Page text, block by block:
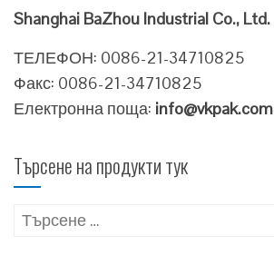
Shanghai BaZhou Industrial Co., Ltd.
ТЕЛЕФОН: 0086-21-34710825
Факс: 0086-21-34710825
Електронна поща: info@vkpak.com
Търсене на продукти тук
Търсене